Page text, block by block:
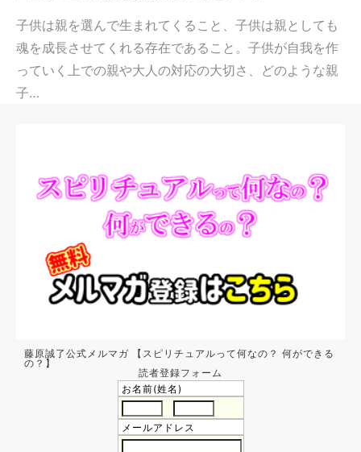
子供は親を選んで生まれてくること、子供は親としても
魂を成長させてくれる存在であること。子供が自我を作
っていく上での親や大人の対応の大切さ、どのような親
子…
藤原誠了公式メルマガ 【スピリチュアルって何なの？ 何ができる
の？】
読者登録フォーム
お名前(姓名)
メールアドレス